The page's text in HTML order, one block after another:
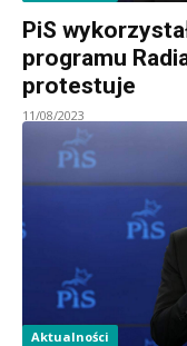
PiS
programu
protestuje
11/08/2023
Aktualności